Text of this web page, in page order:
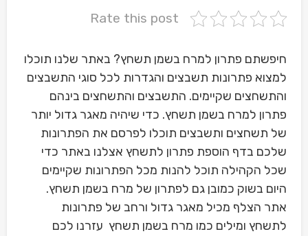
Rate this post
חיפשתם פתרון למרח בשמן תשחץ? באתר שלנו תוכלו
למצוא פתרונות תשבצים והגדרות לכל סוגי התשבצים
והתשחצים שקיימים. התשבצים והתשחצים בינהם
פתרון למרח בשמן תשחץ. כדי שיהיה מאגר גדול יותר
של תשחצים ותשבצים תוכלו לפרסם את הפתרונות
שלכם בדף הוספת פתרון לתשחץ אצלנו באתר כדי
שכל הקהילה תוכל להנות מכל הפתרונות שקיימים
היום בשוק כמובן גם לפתרון של מרח בשמן תשחץ.
אתר הצלף מכיל מאגר גדול ורחב של פתרונות
לתשחץ ומילים כמו מרח בשמן תשחץ עזרנו לכם